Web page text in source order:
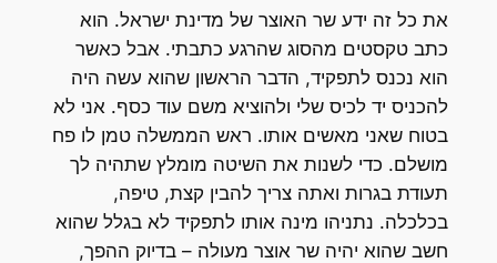
את כל זה ידע שר האוצר של מדינת ישראל. הוא
כתב טקסטים מהסוג שהרגע כתבתי. אבל כאשר
הוא נכנס לתפקיד, הדבר הראשון שהוא עשה היה
להכניס יד לכיס שלי ולהוציא משם עוד כסף. אני לא
בטוח שאני מאשים אותו. ראש הממשלה טמן לו פח
מושלם. כדי לשנות את השיטה מומלץ שתהיה לך
תעודת בגרות ואתה צריך להבין קצת, טיפה,
בכלכלה. נתניהו מינה אותו לתפקיד לא בגלל שהוא
חשב שהוא יהיה שר אוצר מעולה – בדיוק ההפך,